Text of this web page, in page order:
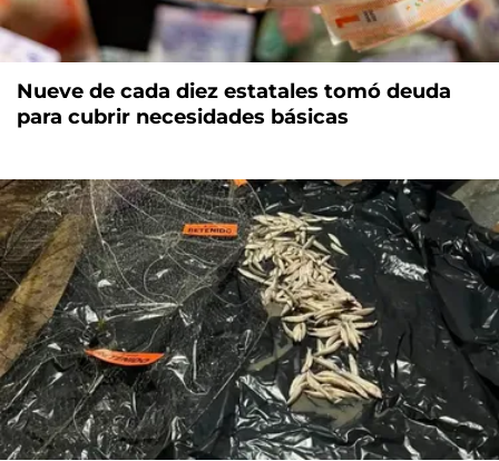
Nueve de cada diez estatales tomó deuda
para cubrir necesidades básicas